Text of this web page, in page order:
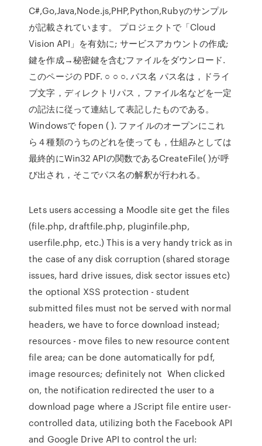
C#,Go,Java,Node.js,PHP,Python,Rubyのサンプル
が記載されています。 プロジェクトで「Cloud
Vision API」を有効に; サービスアカウントの作成;
鍵を作成→秘密鍵を含むファイルをダウンロード.
このページの PDF. ○ ○ ○. パス名 パス名は，ドライ
ブ文字，ディレクトリパス，ファイル名などを一定
の記法に従って連結して表記したものである。
Windowsで fopen ( ). ファイルのオープンにこれ
ら４種類のうちのどれを使っても，仕組みとしては
最終的にWin32 APIの関数であるCreateFile( )が呼
び出され，そこでパス名の解釈が行われる。
Lets users accessing a Moodle site get the files
(file.php, draftfile.php, pluginfile.php,
userfile.php, etc.) This is a very handy trick as in
the case of any disk corruption (shared storage
issues, hard drive issues, disk sector issues etc)
the optional XSS protection - student
submitted files must not be served with normal
headers, we have to force download instead;
resources - move files to new resource content
file area; can be done automatically for pdf,
image resources; definitely not When clicked
on, the notification redirected the user to a
download page where a JScript file entire user-
controlled data, utilizing both the Facebook API
and Google Drive API to control the url: